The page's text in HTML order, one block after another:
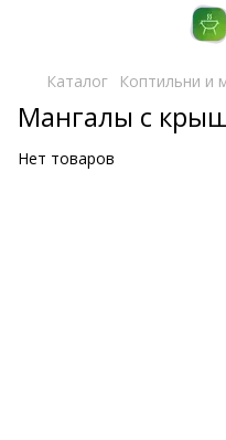
Каталог Коптильни и
Мангалы с
Нет товаров